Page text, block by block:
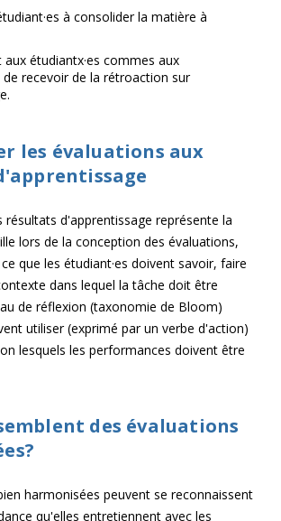
à consolider la matière à
étudiantx·es commes aux
de recevoir de la rétroaction sur
les évaluations aux
résultats d'apprentissage représente la
lors de la conception des évaluations,
que les étudiant·es doivent savoir, faire
dans lequel la tâche doit être
de réflexion (taxonomie de Bloom)
utiliser (exprimé par un verbe d'action)
lesquels les performances doivent être
des évaluations
harmonisées peuvent se reconnaissent
qu'elles entretiennent avec les